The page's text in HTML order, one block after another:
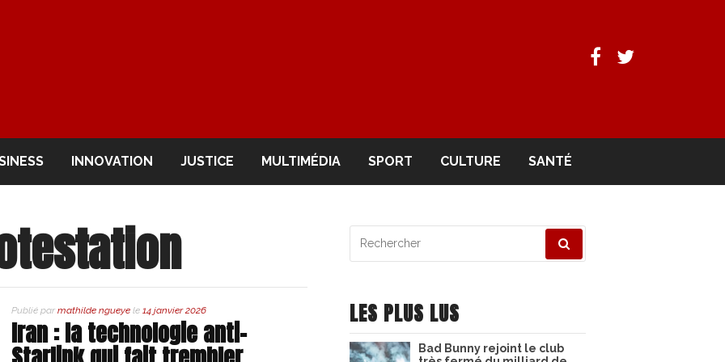
Facebook
Twitter
INNOVATION JUSTICE MULTIMÉDIA SPORT CULTURE SANTÉ
Publié par mathilde ngueye le 14 janvier 2026
Iran : la technologie anti-
pour
LES PLUS LUS
Bad Bunny rejoint le club